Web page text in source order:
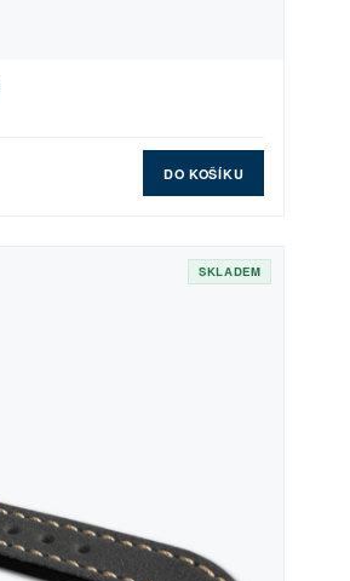
DO KOŠÍKU
SKLADEM